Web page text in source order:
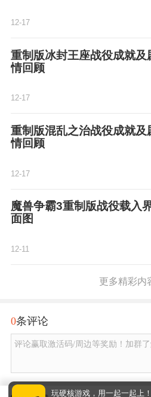
12-17
重制版冰封王座战役成就及
情回顾
12-17
重制版混乱之治战役成就及
情回顾
12-17
魔兽争霸3重制版战役载入
面图
12-11
更多精彩内
0条评论
评论赢取激活码/周边等奖励！加群了
玩硬核游戏，用一起一起上！